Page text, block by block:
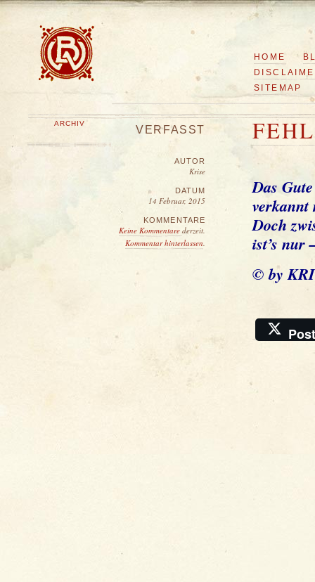
HOME
SITEMAP
ARCHIV
VERFASST
AUTOR
Krise
DATUM
14 Februar, 2015
KOMMENTARE
Keine Kommentare derzeit.
Kommentar hinterlassen.
Das
verkannt
Doch
ist’s nur
© by
Post